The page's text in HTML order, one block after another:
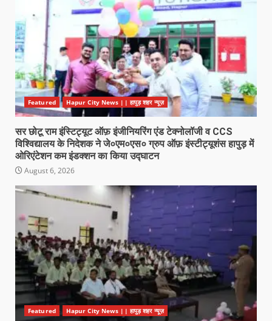
Featured Hapur City News || हापुड़ शहर न्यूज़
सर छोटू राम इंस्टिट्यूट ऑफ़ इंजीनियरिंग एंड टेक्नोलॉजी व CCS
विश्विद्यालय के निदेशक ने जे०एम०एस० ग्रुप ऑफ़ इंस्टीट्यूशंस हापुड़ में
ओरिएंटेशन कम इंडक्शन का किया उद्घाटन
August 6, 2026
Featured Hapur City News || हापुड़ शहर न्यूज़